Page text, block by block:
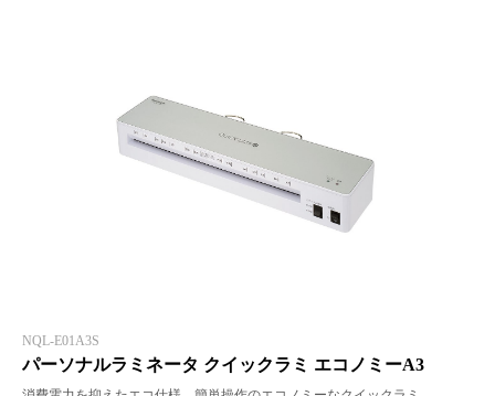
NQL-E01A3S
パーソナルラミネータ クイックラミ エコノミーA3